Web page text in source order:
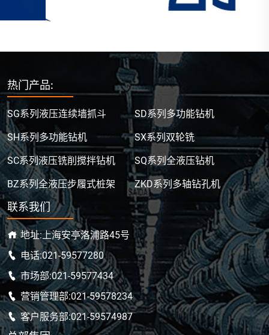
热门产品:
SG系列液压连续墙抓斗 SD系列多功能钻机
SH系列多功能钻机 SX系列双轮铣
SC系列液压铣削搅拌钻机 SQ系列全液压钻机
BZ系列全液压步履式桩架 ZKD系列多轴钻孔机
联系我们
地址:上海安亭洛浦路45号
电话:021-59577280
市场部:021-59577434
营销管理部:021-59578234
客户服务部:021-59574987